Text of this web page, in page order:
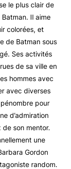
le plus clair de
Il aime
colorées, et
de Batman sous
Ses activités
de sa ville en
hommes avec
avec diverses
pour
d’admiration
son mentor.
une
Gordon
random.